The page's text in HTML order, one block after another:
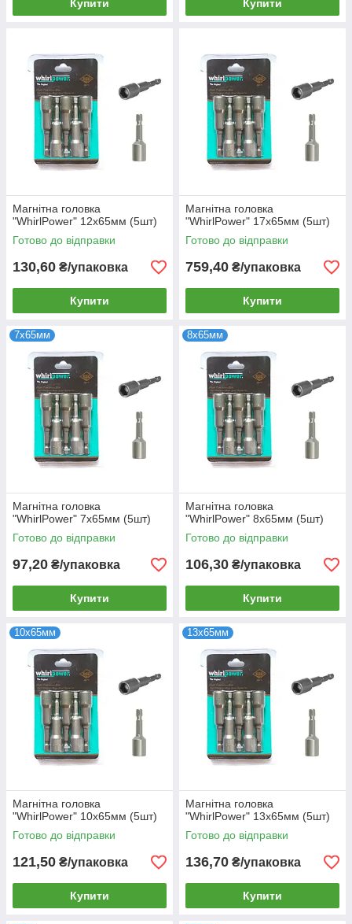
Купити Купити
Магнітна головка
"WhirlPower" 12х65мм (5шт)
Готово до відправки
130,60 ₴/упаковка
Купити
Магнітна головка
"WhirlPower" 17х65мм (5шт)
Готово до відправки
759,40 ₴/упаковка
Купити
7х65мм
Магнітна головка
"WhirlPower" 7х65мм (5шт)
Готово до відправки
97,20 ₴/упаковка
Купити
8х65мм
Магнітна головка
"WhirlPower" 8х65мм (5шт)
Готово до відправки
106,30 ₴/упаковка
Купити
10х65мм
Магнітна головка
"WhirlPower" 10х65мм (5шт)
Готово до відправки
121,50 ₴/упаковка
Купити
13х65мм
Магнітна головка
"WhirlPower" 13х65мм (5шт)
Готово до відправки
136,70 ₴/упаковка
Купити